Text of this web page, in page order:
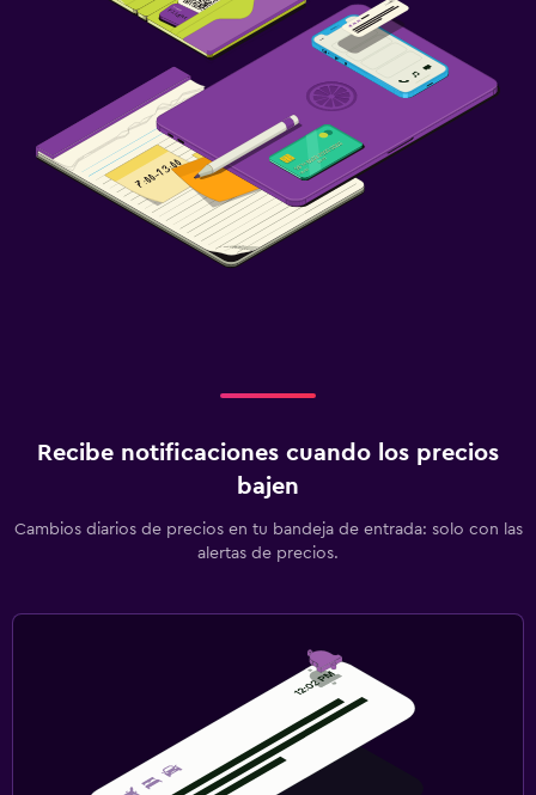
Recibe notificaciones cuando los precios
bajen
Cambios diarios de precios en tu bandeja de entrada: solo con las
alertas de precios.